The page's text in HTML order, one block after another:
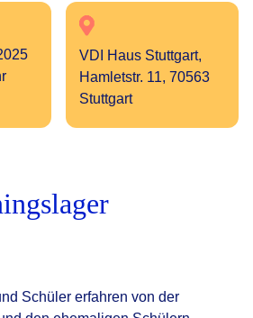
VDI Haus Stuttgart,
Hamletstr. 11, 70563
Stuttgart
Schüler erfahren von der